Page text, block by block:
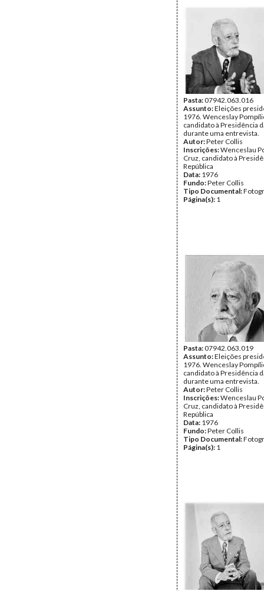
Pasta:07942.063.016
Assunto:Eleições
1976. Wenceslay
candidato à Presidência
durante uma entrevista.
Autor:Peter Collis
Inscrições:Wenceslau
Cruz, candidato à
República
Data: 1976
Fundo:Peter Collis
Tipo Documental:
Página(s): 1
Pasta:07942.063.019
Assunto:Eleições
1976. Wenceslay
candidato à Presidência
durante uma entrevista.
Autor:Peter Collis
Inscrições:Wenceslau
Cruz, candidato à
República
Data: 1976
Fundo:Peter Collis
Tipo Documental:
Página(s): 1